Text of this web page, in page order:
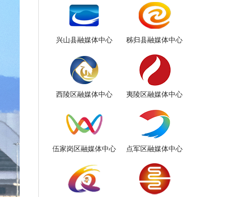
兴山县融媒体中心 秭归县融媒体中心
西陵区融媒体中心 夷陵区融媒体中心
伍家岗区融媒体中心 点军区融媒体中心